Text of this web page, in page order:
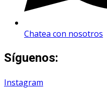
Chatea con nosotros
Síguenos:
Instagram